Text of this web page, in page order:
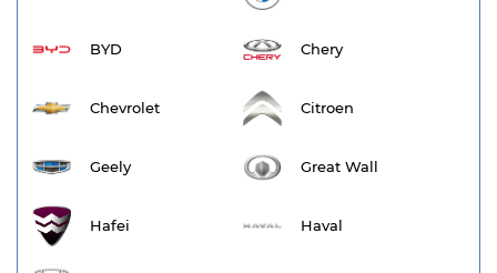
BYD Chery
Chevrolet Citroen
Geely Great Wall
Hafei Haval